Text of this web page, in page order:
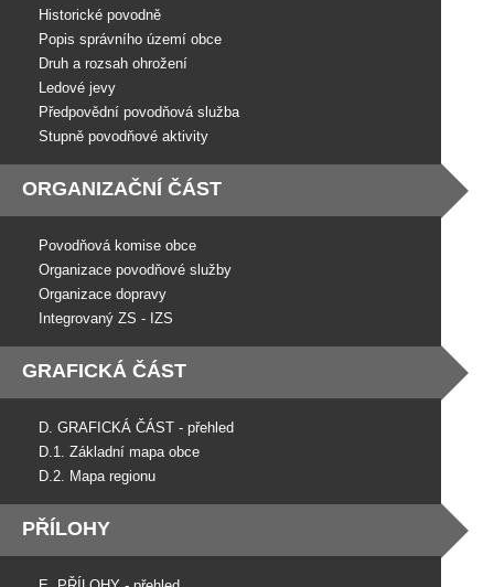
Historické povodně
Popis správního území obce
Druh a rozsah ohrožení
Ledové jevy
Předpovědní povodňová služba
Stupně povodňové aktivity
ORGANIZAČNÍ ČÁST
Povodňová komise obce
Organizace povodňové služby
Organizace dopravy
Integrovaný ZS - IZS
GRAFICKÁ ČÁST
D. GRAFICKÁ ČÁST - přehled
D.1. Základní mapa obce
D.2. Mapa regionu
PŘÍLOHY